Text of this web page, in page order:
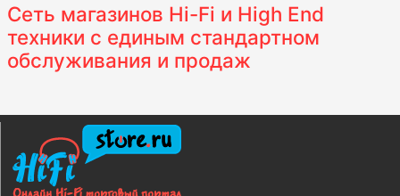
Сеть магазинов Hi-Fi и High End
техники с единым стандартном
обслуживания и продаж